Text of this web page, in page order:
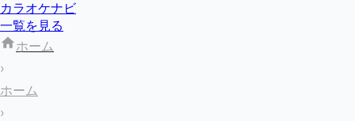
カラオケナビ
一覧を見る
ホーム
›
ホーム
›